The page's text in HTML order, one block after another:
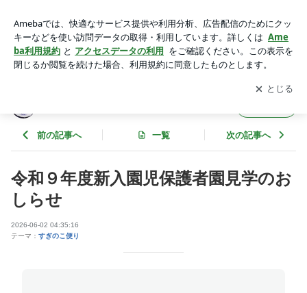
アプリをダウンロードして ブログの更新通知
を受け取りまし
ょう。
開く
前の記事へ 一覧 次の記事へ
令和９年度新入園児保護者園見学のお
しらせ
2026-06-02 04:35:16
テーマ： すぎのこ便り